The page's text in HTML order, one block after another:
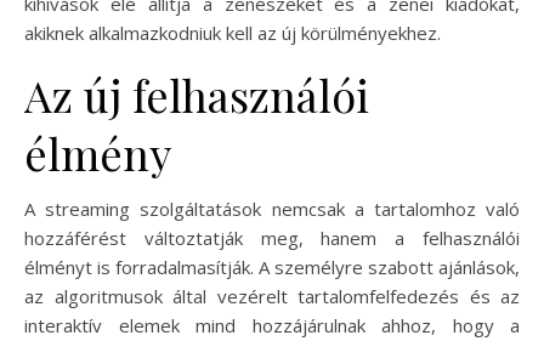
akiknek alkalmazkodniuk kell az új körülményekhez.
Az új felhasználói
élmény
A streaming szolgáltatások nemcsak a tartalomhoz való
hozzáférést változtatják meg, hanem a felhasználói
élményt is forradalmasítják. A személyre szabott ajánlások,
az algoritmusok által vezérelt tartalomfelfedezés és az
interaktív elemek mind hozzájárulnak ahhoz, hogy a